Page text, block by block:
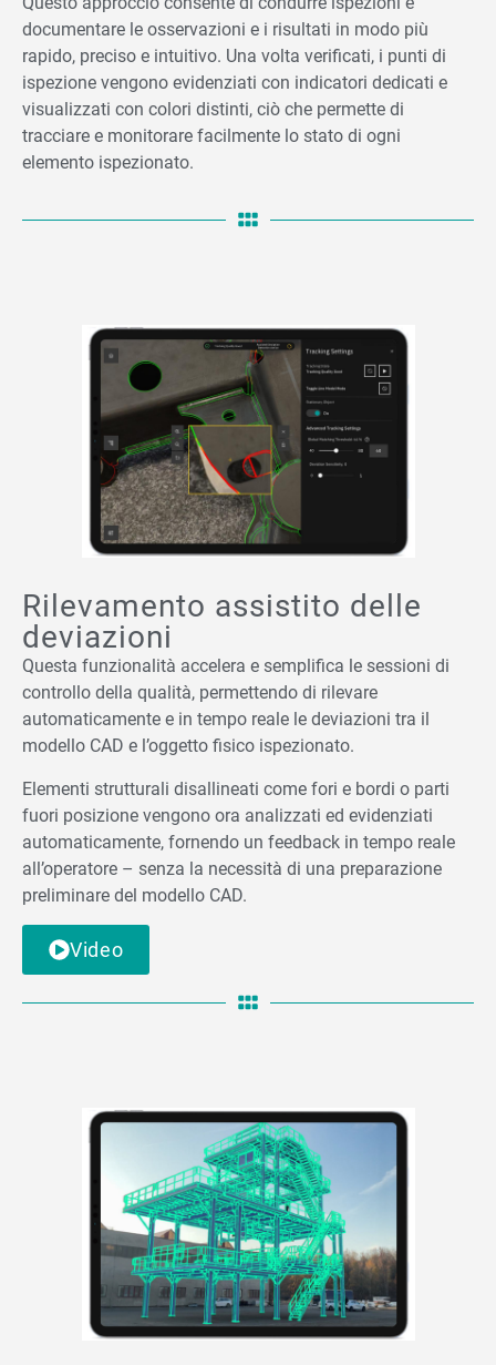
documentare le osservazioni e i risultati in modo più
rapido, preciso e intuitivo. Una volta verificati, i punti di
ispezione vengono evidenziati con indicatori dedicati e
visualizzati con colori distinti, ciò che permette di
tracciare e monitorare facilmente lo stato di ogni
elemento ispezionato.
Rilevamento assistito delle
deviazioni
Questa funzionalità accelera e semplifica le sessioni di
controllo della qualità, permettendo di rilevare
automaticamente e in tempo reale le deviazioni tra il
modello CAD e l’oggetto fisico ispezionato.
Elementi strutturali disallineati come fori e bordi o parti
fuori posizione vengono ora analizzati ed evidenziati
automaticamente, fornendo un feedback in tempo reale
all’operatore – senza la necessità di una preparazione
preliminare del modello CAD.
Video